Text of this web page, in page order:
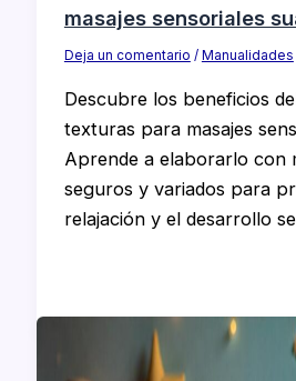
masajes sensoriales
Deja un comentario / Manualidades
Descubre los beneficios
texturas para masajes
Aprende a elaborarlo con
seguros y variados para
relajación y el desarrollo